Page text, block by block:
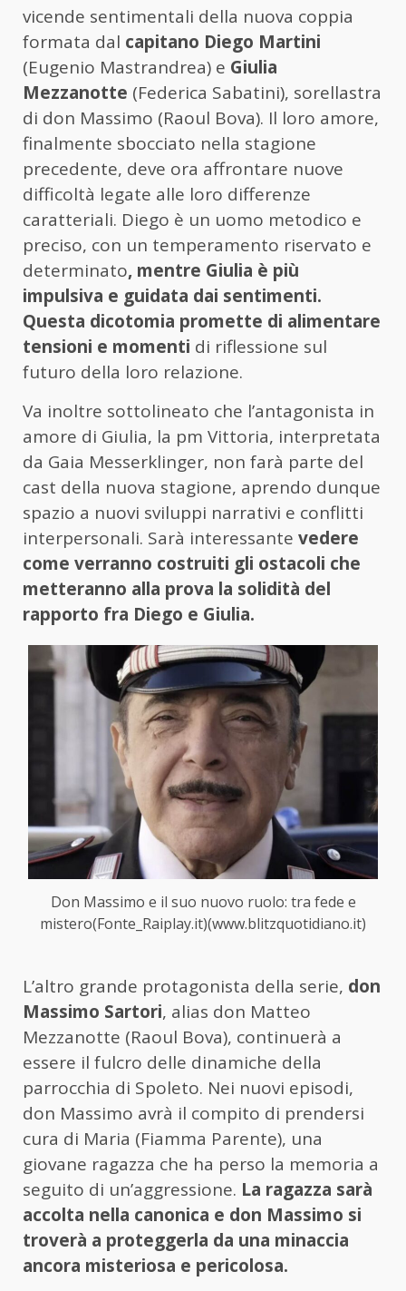
vicende sentimentali della nuova coppia
formata dal capitano Diego Martini
(Eugenio Mastrandrea) e Giulia
Mezzanotte (Federica Sabatini), sorellastra
di don Massimo (Raoul Bova). Il loro amore,
finalmente sbocciato nella stagione
precedente, deve ora affrontare nuove
difficoltà legate alle loro differenze
caratteriali. Diego è un uomo metodico e
preciso, con un temperamento riservato e
determinato, mentre Giulia è più
impulsiva e guidata dai sentimenti.
Questa dicotomia promette di alimentare
tensioni e momenti di riflessione sul
futuro della loro relazione.
Va inoltre sottolineato che l’antagonista in
amore di Giulia, la pm Vittoria, interpretata
da Gaia Messerklinger, non farà parte del
cast della nuova stagione, aprendo dunque
spazio a nuovi sviluppi narrativi e conflitti
interpersonali. Sarà interessante vedere
come verranno costruiti gli ostacoli che
metteranno alla prova la solidità del
rapporto fra Diego e Giulia.
Don Massimo e il suo nuovo ruolo: tra fede e
mistero(Fonte_Raiplay.it)(www.blitzquotidiano.it)
L’altro grande protagonista della serie, don
Massimo Sartori, alias don Matteo
Mezzanotte (Raoul Bova), continuerà a
essere il fulcro delle dinamiche della
parrocchia di Spoleto. Nei nuovi episodi,
don Massimo avrà il compito di prendersi
cura di Maria (Fiamma Parente), una
giovane ragazza che ha perso la memoria a
seguito di un’aggressione. La ragazza sarà
accolta nella canonica e don Massimo si
troverà a proteggerla da una minaccia
ancora misteriosa e pericolosa.